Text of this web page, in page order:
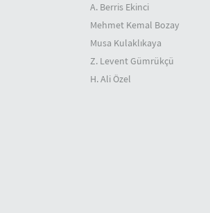
A. Berris Ekinci
Mehmet Kemal Bozay
Musa Kulaklıkaya
Z. Levent Gümrükçü
H. Ali Özel